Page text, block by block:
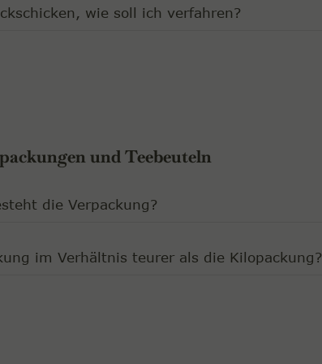
wie soll ich verfahren?
und Teebeuteln
die Verpackung?
im Verhältnis teurer als die Kilopackung?